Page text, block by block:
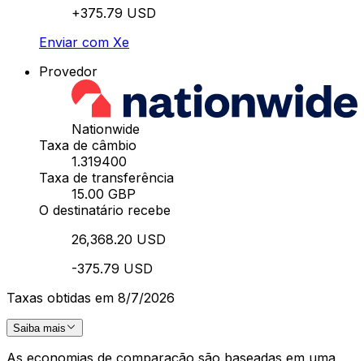
+375.79 USD
Enviar com Xe
Provedor
Nationwide
Taxa de câmbio
1.319400
Taxa de transferência
15.00 GBP
O destinatário recebe
26,368.20 USD
-375.79 USD
Taxas obtidas em 8/7/2026
Saiba mais